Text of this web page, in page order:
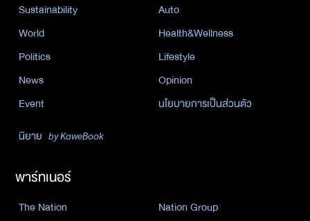
Sustainability
Auto
World
Health&Wellness
Politics
Lifestyle
News
Opinion
Event
นโยบายการเป็นส่วนตัว
นิยาย by KaweBook
พาร์ทเนอร์
The Nation
Nation Group